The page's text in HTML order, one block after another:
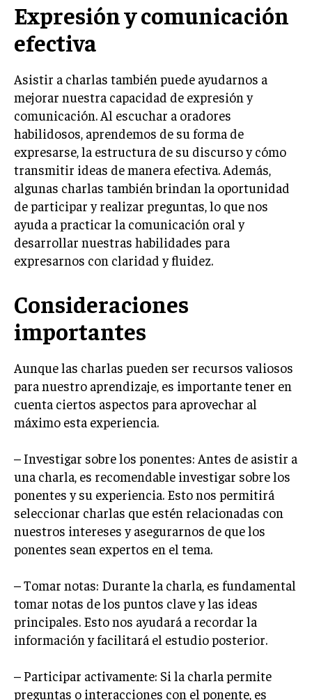
Expresión y comunicación
efectiva
Asistir a charlas también puede ayudarnos a
mejorar nuestra capacidad de expresión y
comunicación. Al escuchar a oradores
habilidosos, aprendemos de su forma de
expresarse, la estructura de su discurso y cómo
transmitir ideas de manera efectiva. Además,
algunas charlas también brindan la oportunidad
de participar y realizar preguntas, lo que nos
ayuda a practicar la comunicación oral y
desarrollar nuestras habilidades para
expresarnos con claridad y fluidez.
Consideraciones
importantes
Aunque las charlas pueden ser recursos valiosos
para nuestro aprendizaje, es importante tener en
cuenta ciertos aspectos para aprovechar al
máximo esta experiencia.
– Investigar sobre los ponentes: Antes de asistir a
una charla, es recomendable investigar sobre los
ponentes y su experiencia. Esto nos permitirá
seleccionar charlas que estén relacionadas con
nuestros intereses y asegurarnos de que los
ponentes sean expertos en el tema.
– Tomar notas: Durante la charla, es fundamental
tomar notas de los puntos clave y las ideas
principales. Esto nos ayudará a recordar la
información y facilitará el estudio posterior.
– Participar activamente: Si la charla permite
preguntas o interacciones con el ponente, es